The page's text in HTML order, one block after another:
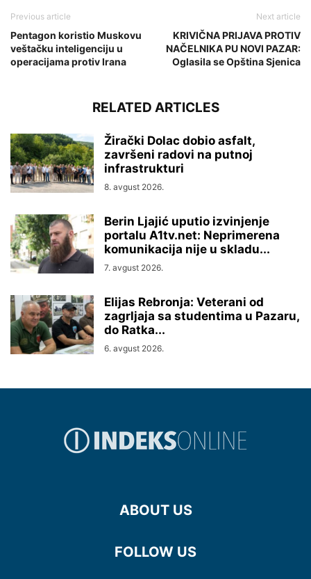
Previous article
Pentagon koristio Muskovu
veštačku inteligenciju u
operacijama protiv Irana
Next article
KRIVIČNA PRIJAVA PROTIV
NAČELNIKA PU NOVI PAZAR:
Oglasila se Opština Sjenica
RELATED ARTICLES
Žirački Dolac dobio asfalt,
završeni radovi na putnoj
infrastrukturi
8. avgust 2026.
Berin Ljajić uputio izvinjenje
portalu A1tv.net: Neprimerena
komunikacija nije u skladu...
7. avgust 2026.
Elijas Rebronja: Veterani od
zagrljaja sa studentima u Pazaru,
do Ratka...
6. avgust 2026.
ABOUT US
FOLLOW US